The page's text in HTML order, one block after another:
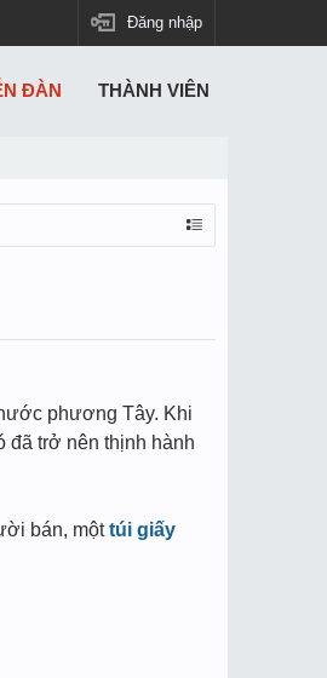
Đăng nhập
phương Tây. Khi
trở nên thịnh hành
bán, mộttúi giấy
ĐÀN THÀNH VIÊN